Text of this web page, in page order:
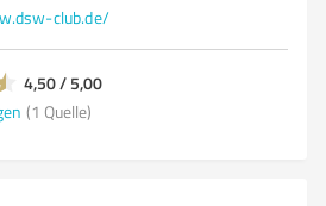
club.de/
4,50 / 5,00
(1 Quelle)